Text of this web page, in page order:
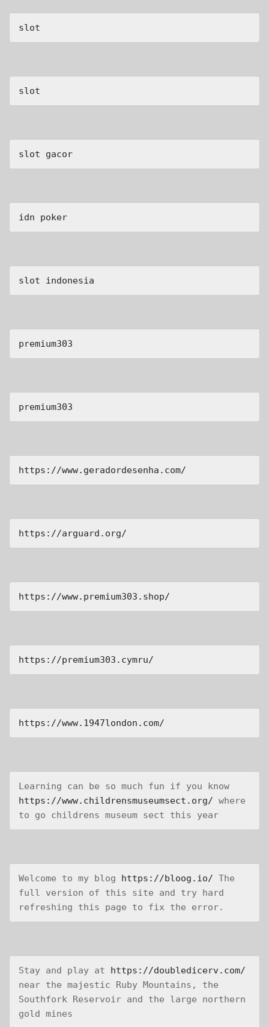
slot
slot
slot gacor
idn poker
slot indonesia
premium303
premium303
https://www.geradordesenha.com/
https://arguard.org/
https://www.premium303.shop/
https://premium303.cymru/
https://www.1947london.com/
https://www.childrensmuseumsect.org/ where
to go childrens museum sect this year
Welcome to my blog https://bloog.io/ The
full version of this site and try hard
refreshing this page to fix the error.
Stay and play at https://doubledicerv.com/
near the majestic Ruby Mountains, the
Southfork Reservoir and the large northern
gold mines